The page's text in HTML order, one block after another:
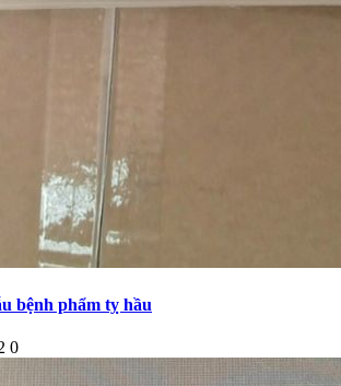
bệnh phẩm tỵ hầu
0